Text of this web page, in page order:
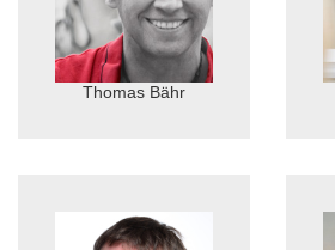
Thomas Bähr